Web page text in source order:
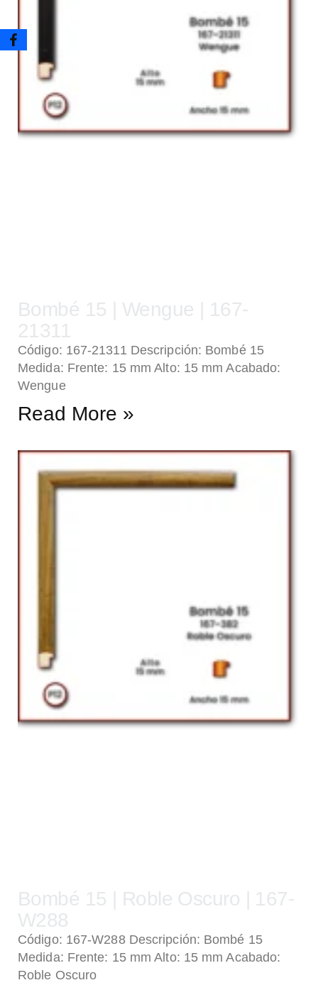
Bombé 15 | Wengue | 167-
21311
Código: 167-21311 Descripción: Bombé 15
Medida: Frente: 15 mm Alto: 15 mm Acabado:
Wengue
Read More »
Bombé 15 | Roble Oscuro | 167-
W288
Código: 167-W288 Descripción: Bombé 15
Medida: Frente: 15 mm Alto: 15 mm Acabado:
Roble Oscuro